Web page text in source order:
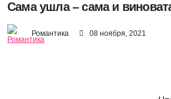
Сама ушла – сама и
Романтика 08 ноября, 2021